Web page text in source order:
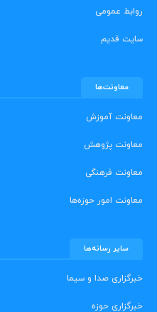
روابط عمومی
سایت قدیم
معاونت‌ها
معاونت آموزش
معاونت پژوهش
معاونت فرهنگی
معاونت امور حوزه‌ها
سایر رسانه‌ها
خبرگزاری صدا و سیما
خبرگزاری حوزه